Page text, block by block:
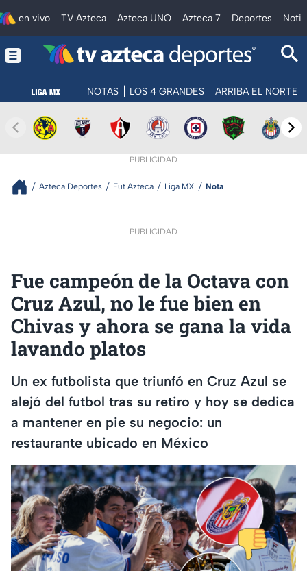
en vivo TV Azteca Azteca UNO Azteca 7 Deportes
NOTAS LOS 4 GRANDES ARRIBA EL NORTE
PUBLICIDAD
Azteca Deportes Fut Azteca Liga MX Nota
PUBLICIDAD
Fue campeón de la Octava con
Cruz Azul, no le fue bien en
Chivas y ahora se gana la vida
lavando platos
Un ex futbolista que triunfó en Cruz Azul se
alejó del futbol tras su retiro y hoy se dedica
a mantener en pie su negocio: un
restaurante ubicado en México